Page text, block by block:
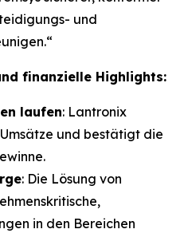
und
finanzielle Highlights:
laufen: Lantronix
und bestätigt die
: Die Lösung von
in den Bereichen